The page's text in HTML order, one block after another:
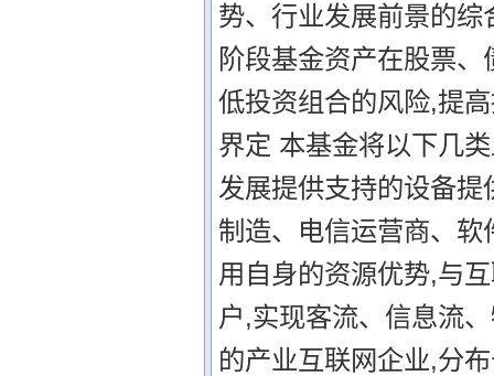
势、行业发展前景的
阶段基金资产在股票
低投资组合的风险,提
界定 本基金将以下几
发展提供支持的设备
制造、电信运营商、
用自身的资源优势,与
户,实现客流、信息流
的产业互联网企业,分